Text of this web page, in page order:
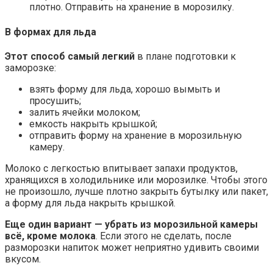
плотно. Отправить на хранение в морозилку.
В формах для льда
Этот способ самый легкий в плане подготовки к
заморозке:
взять форму для льда, хорошо вымыть и
просушить;
залить ячейки молоком;
емкость накрыть крышкой;
отправить форму на хранение в морозильную
камеру.
Молоко с легкостью впитывает запахи продуктов,
хранящихся в холодильнике или морозилке. Чтобы этого
не произошло, лучше плотно закрыть бутылку или пакет,
а форму для льда накрыть крышкой.
Еще один вариант — убрать из морозильной камеры
всё, кроме молока. Если этого не сделать, после
разморозки напиток может неприятно удивить своими
вкусом.